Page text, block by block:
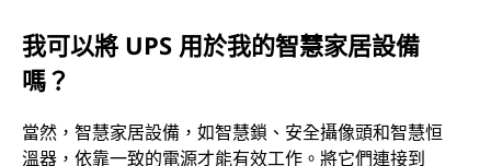
我可以將 UPS 用於我的智慧家居設備
嗎？
當然，智慧家居設備，如智慧鎖、安全攝像頭和智慧恒
溫器，依靠一致的電源才能有效工作。將它們連接到